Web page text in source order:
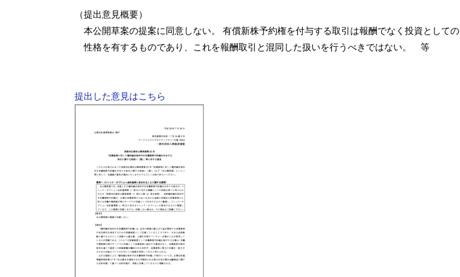
（提出意見概要）
本公開草案の提案に同意しない。 有償新株予約権を付与する取引は報酬でなく投資としての
性格を有するものであり、これを報酬取引と混同した扱いを行うべきではない。 等
提出した意見はこちら